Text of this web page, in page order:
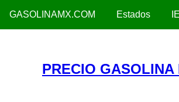
GASOLINAMX.COM Estados
PRECIO